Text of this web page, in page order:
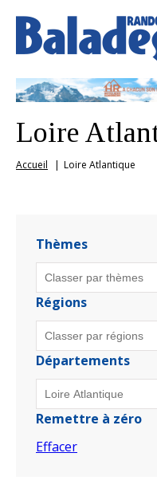
Loire
Accueil Loire Atlantique
Thèmes
Régions
Départements
Remettre à zéro
Effacer